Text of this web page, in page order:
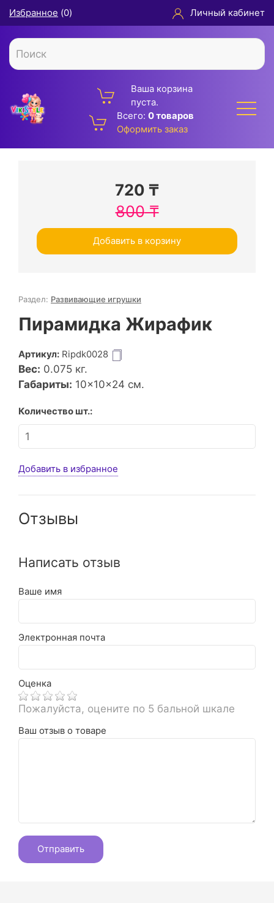
Избранное (0) Личный кабинет
Ваша корзина
пуста.
Всего: 0 товаров
Оформить заказ
720 ₸
800₸
Добавить в корзину
Раздел: Развивающие игрушки
Пирамидка Жирафик
Артикул: Ripdk0028
Вес: 0.075 кг.
Габариты: 10×10×24 см.
Количество шт.:
Добавить в избранное
Отзывы
Написать отзыв
Ваше имя
Электронная почта
Оценка
Пожалуйста, оцените по 5 бальной шкале
Ваш отзыв о товаре